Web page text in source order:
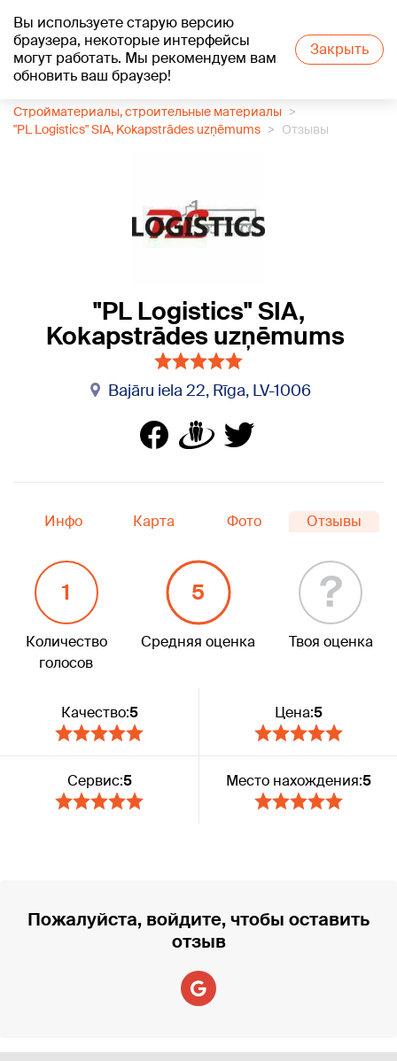
Вы используете старую версию
браузера, некоторые интерфейсы
могут работать. Мы рекомендуем вам
обновить ваш браузер!
Закрыть
+21°C
Стройматериалы, строительные материалы
"PL Logistics" SIA, Kokapstrādes uzņēmums
Отзывы
"PL Logistics" SIA,
Kokapstrādes uzņēmums
Bajāru iela 22, Rīga, LV-1006
Инфо Карта Фото Отзывы
1
Количество
голосов
5
Средняя оценка
?
Твоя оценка
Качество:5 Цена:5
Сервис:5 Место нахождения:5
Пожалуйста, войдите, чтобы оставить
отзыв